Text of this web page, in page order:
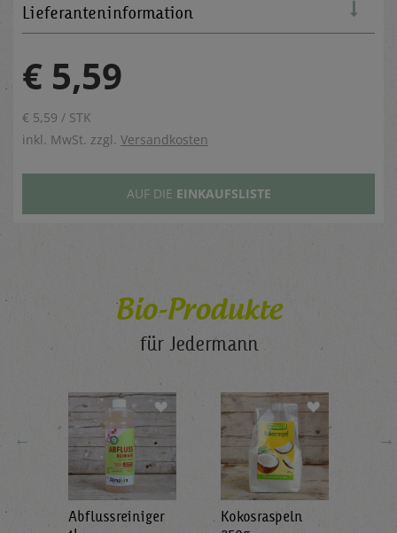
Lieferanteninformation
€ 5,59
€ 5,59 / STK
inkl. MwSt. zzgl. Versandkosten
AUF DIE EINKAUFSLISTE
Bio-Produkte
für Jedermann
←
Abflussreiniger
Kokosraspeln
→